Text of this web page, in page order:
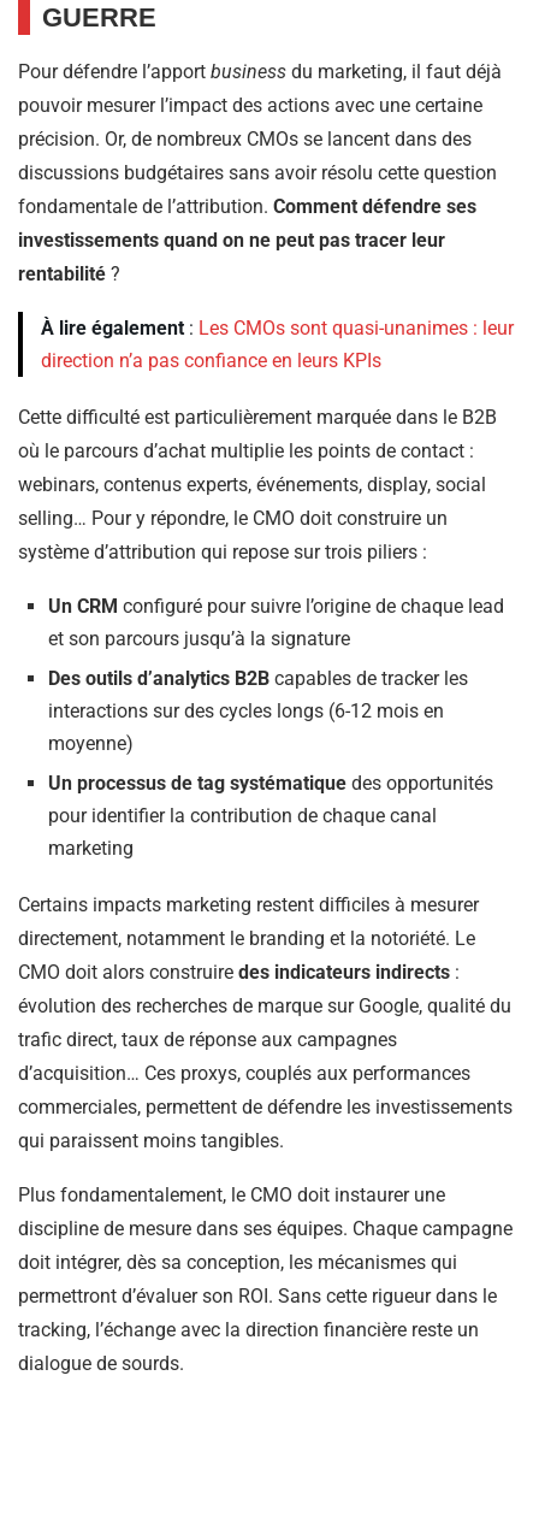
GUERRE
Pour défendre l’apport business du marketing, il faut déjà
pouvoir mesurer l’impact des actions avec une certaine
précision. Or, de nombreux CMOs se lancent dans des
discussions budgétaires sans avoir résolu cette question
fondamentale de l’attribution. Comment défendre ses
investissements quand on ne peut pas tracer leur
rentabilité ?
À lire également : Les CMOs sont quasi-unanimes : leur
direction n’a pas confiance en leurs KPIs
Cette difficulté est particulièrement marquée dans le B2B
où le parcours d’achat multiplie les points de contact :
webinars, contenus experts, événements, display, social
selling… Pour y répondre, le CMO doit construire un
système d’attribution qui repose sur trois piliers :
Un CRM configuré pour suivre l’origine de chaque lead
et son parcours jusqu’à la signature
Des outils d’analytics B2B capables de tracker les
interactions sur des cycles longs (6-12 mois en
moyenne)
Un processus de tag systématique des opportunités
pour identifier la contribution de chaque canal
marketing
Certains impacts marketing restent difficiles à mesurer
directement, notamment le branding et la notoriété. Le
CMO doit alors construire des indicateurs indirects :
évolution des recherches de marque sur Google, qualité du
trafic direct, taux de réponse aux campagnes
d’acquisition… Ces proxys, couplés aux performances
commerciales, permettent de défendre les investissements
qui paraissent moins tangibles.
Plus fondamentalement, le CMO doit instaurer une
discipline de mesure dans ses équipes. Chaque campagne
doit intégrer, dès sa conception, les mécanismes qui
permettront d’évaluer son ROI. Sans cette rigueur dans le
tracking, l’échange avec la direction financière reste un
dialogue de sourds.